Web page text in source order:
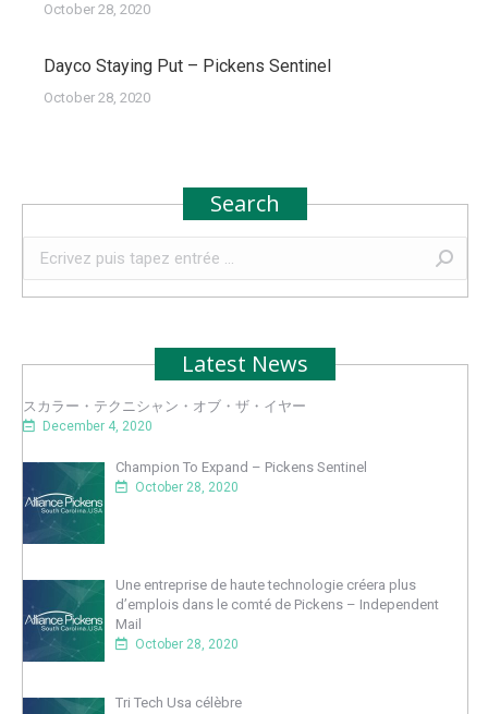
October 28, 2020
Dayco Staying Put – Pickens Sentinel
October 28, 2020
Search
Recherche
:
Latest News
スカラー・テクニシャン・オブ・ザ・イヤー
December 4, 2020
Champion To Expand – Pickens Sentinel
October 28, 2020
Une entreprise de haute technologie créera plus
d’emplois dans le comté de Pickens – Independent
Mail
October 28, 2020
Tri Tech Usa célèbre